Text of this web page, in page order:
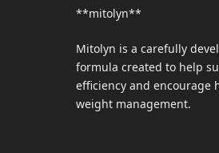
**mitolyn**
Mitolyn is a carefully
formula created to help
efficiency and encourage
weight management.